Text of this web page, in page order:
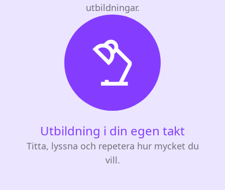
utbildningar.
Utbildning i din egen takt
Titta, lyssna och repetera hur mycket du
vill.